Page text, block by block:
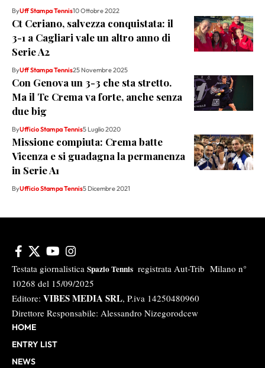
ByUff Stampa Tennis10 Ottobre 2022
Ct Ceriano, salvezza conquistata: il
3-1 a Cagliari vale un altro anno di
Serie A2
ByUff Stampa Tennis25 Novembre 2025
Con Genova un 3-3 che sta stretto.
Ma il Tc Crema va forte, anche senza
due big
ByUfficio Stampa Tennis5 Luglio 2020
Missione compiuta: Crema batte
Vicenza e si guadagna la permanenza
in Serie A1
ByUfficio Stampa Tennis5 Dicembre 2021
Testata giornalistica Spazio Tennis registrata Aut-Trib Milano n°
10268 del 15/09/2025
Editore: VIBES MEDIA SRL, P.iva 14250480960
Direttore Responsabile: Alessandro Nizegorodcew
HOME
ENTRY LIST
NEWS